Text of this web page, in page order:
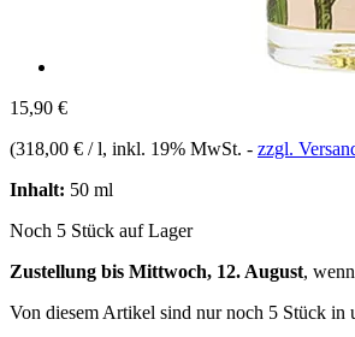
15,90 €
(318,00 € / l, inkl. 19% MwSt. - zzgl.
Inhalt: 50 ml
Noch 5 Stück auf Lager
Zustellung bis Mittwoch, 12. August,
Von diesem Artikel sind nur noch 5 Stück in